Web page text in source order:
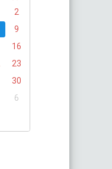
2
9
16
23
30
6